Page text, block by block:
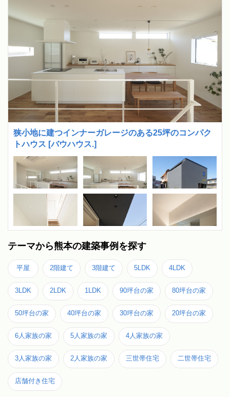
狭小地に建つインナーガレージのある25坪のコンパク
トハウス [バウハウス.]
テーマから熊本の建築事例を探す
平屋 2階建て 3階建て 5LDK 4LDK
3LDK 2LDK 1LDK 90坪台の家 80坪台の家
50坪台の家 40坪台の家 30坪台の家 20坪台の家
6人家族の家 5人家族の家 4人家族の家
3人家族の家 2人家族の家 三世帯住宅 二世帯住宅
店舗付き住宅